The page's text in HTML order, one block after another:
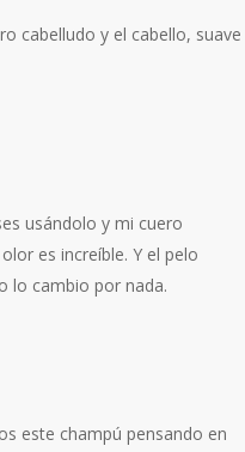
cabelludo y el cabello, suave
usándolo y mi cuero
es increíble. Y el pelo
lo cambio por nada.
este champú pensando en